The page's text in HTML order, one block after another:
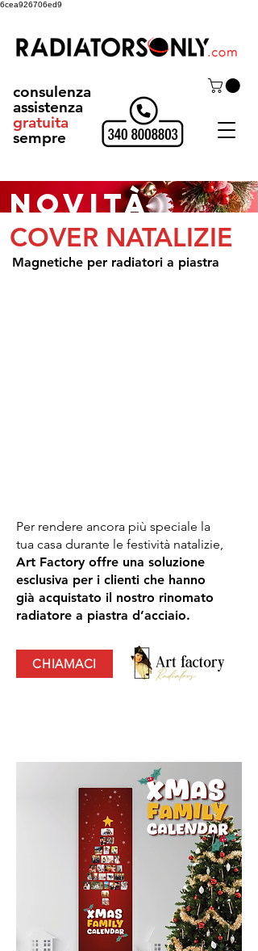
6cea926706ed9
consulenza
assistenza
gratuita
sempre
NOVITà
COVER NATALIZIE
Magnetiche per radiatori a piastra
Per rendere ancora più speciale la
tua casa durante le festività natalizie,
Art Factory offre una soluzione
esclusiva per i clienti che hanno
già acquistato il nostro rinomato
radiatore a piastra d’acciaio.
CHIAMACI